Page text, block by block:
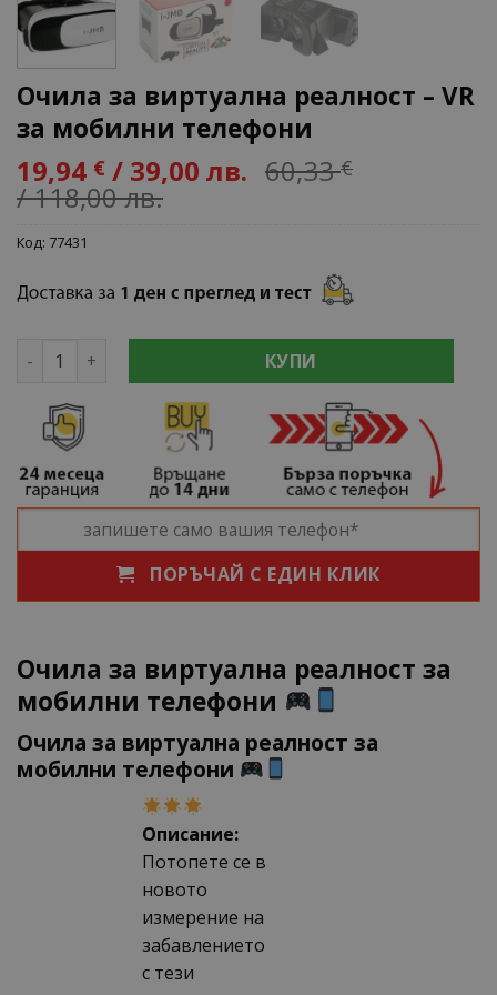
Очила за виртуална реалност – VR
за мобилни телефони
19,94 € / 39,00 лв. 60,33€
/ 118,00 лв.
Код: 77431
количество за Очила за виртуална реалност - VR за
КУПИ
ПОРЪЧАЙ С ЕДИН КЛИК
Очила за виртуална реалност за
мобилни телефони
Очила за виртуална реалност за
мобилни телефони
Описание:
Потопете се в
новото
измерение на
забавлението
с тези